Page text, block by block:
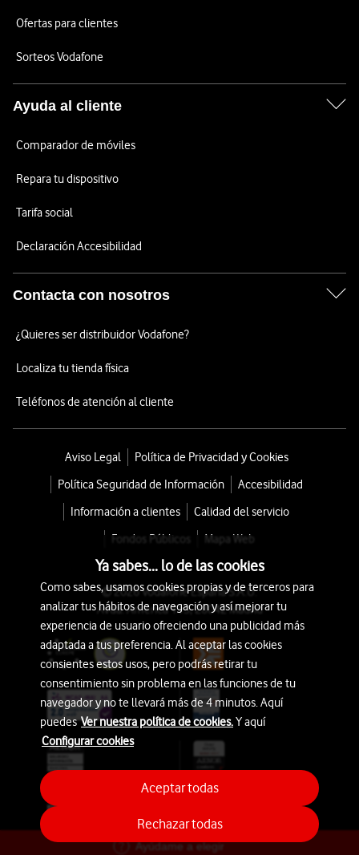
Ayúdame a elegir
Ofertas para clientes
Sorteos Vodafone
Ayuda al cliente
Comparador de móviles
Repara tu dispositivo
Tarifa social
Declaración Accesibilidad
Contacta con nosotros
¿Quieres ser distribuidor Vodafone?
Localiza tu tienda física
Teléfonos de atención al cliente
Aviso Legal
Política de Privacidad y Cookies
Política Seguridad de Información
Accesibilidad
Información a clientes
Calidad del servicio
Fondos Públicos
Mapa Web
© 2026 Vodafone España S.A.U.
Avda. América 115, 28042 Madrid
Ya sabes... lo de las cookies
Como sabes, usamos cookies propias y de terceros para
analizar tus hábitos de navegación y así mejorar tu
experiencia de usuario ofreciendo una publicidad más
adaptada a tus preferencia. Al aceptar las cookies
consientes estos usos, pero podrás retirar tu
consentimiento sin problema en las funciones de tu
navegador y no te llevará más de 4 minutos. Aquí
puedesVer nuestra política de cookies.Y aquí
Configurar cookies
Rechazar todas
Aceptar todas